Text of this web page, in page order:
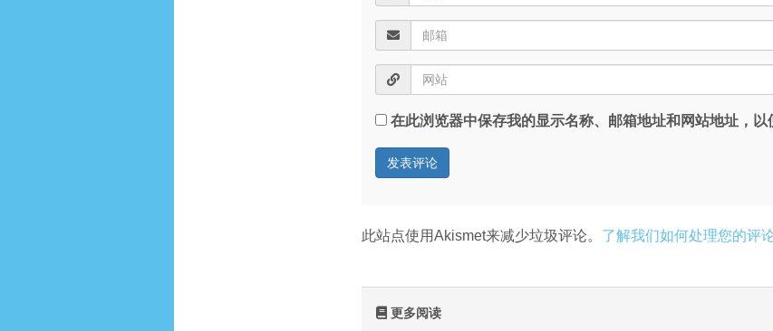
在此浏览器中保存我的显示名称、邮箱地址和网站地址，以
此站点使用Akismet来减少垃圾评论。 了解我们如何处理您的评
更多阅读